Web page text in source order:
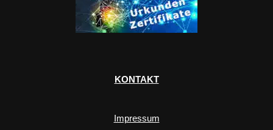
KONTAKT
Impressum